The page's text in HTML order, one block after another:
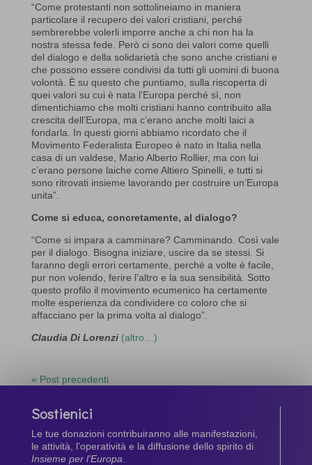
“Come protestanti non sottolineiamo in maniera
particolare il recupero dei valori cristiani, perché
sembrerebbe volerli imporre anche a chi non ha la
nostra stessa fede. Però ci sono dei valori come quelli
del dialogo e della solidarietà che sono anche cristiani e
che possono essere condivisi da tutti gli uomini di buona
volontà. È su questo che puntiamo, sulla riscoperta di
quei valori su cui è nata l’Europa perché sì, non
dimentichiamo che molti cristiani hanno contribuito alla
crescita dell’Europa, ma c’erano anche molti laici a
fondarla. In questi giorni abbiamo ricordato che il
Movimento Federalista Europeo è nato in Italia nella
casa di un valdese, Mario Alberto Rollier, ma con lui
c’erano persone laiche come Altiero Spinelli, e tutti si
sono ritrovati insieme lavorando per costruire un’Europa
unita”.
Come si educa, concretamente, al dialogo?
“Come si impara a camminare? Camminando. Così vale
per il dialogo. Bisogna iniziare, uscire da se stessi. Si
faranno degli errori certamente, perché a volte è facile,
pur non volendo, ferire l’altro e la sua sensibilità. Sotto
questo profilo il movimento ecumenico ha certamente
molte esperienza da condividere co coloro che si
affacciano per la prima volta al dialogo”.
Claudia Di Lorenzi (altro…)
« Post precedenti
Sostienici
Le tue donazioni contribuiranno alle manifestazioni,
le attività, l’operatività e la diffusione dello spirito di
Insieme per l’Europa